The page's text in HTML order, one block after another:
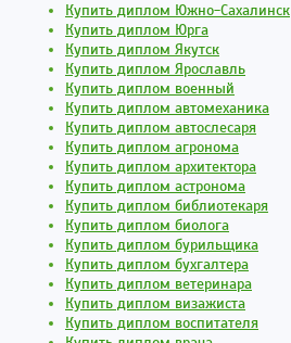
Купить диплом Южно-Сахалинск
Купить диплом Юрга
Купить диплом Якутск
Купить диплом Ярославль
Купить диплом военный
Купить диплом автомеханика
Купить диплом автослесаря
Купить диплом агронома
Купить диплом архитектора
Купить диплом астронома
Купить диплом библиотекаря
Купить диплом биолога
Купить диплом бурильщика
Купить диплом бухгалтера
Купить диплом ветеринара
Купить диплом визажиста
Купить диплом воспитателя